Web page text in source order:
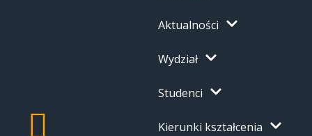
Aktualności
Wydział
Studenci
Kierunki kształcenia